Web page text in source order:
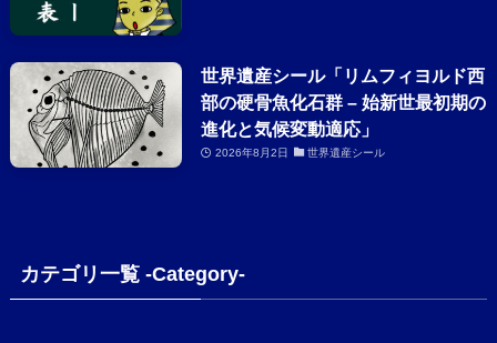
世界遺産シール「リムフィヨルド西
部の硬骨魚化石群 – 始新世最初期の
進化と気候変動適応」
2026年8月2日 世界遺産シール
カテゴリ一覧 -Category-